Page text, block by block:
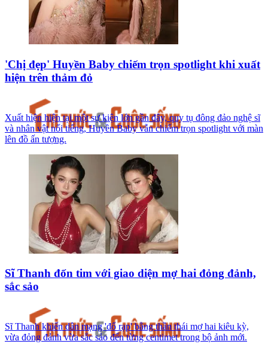
'Chị đẹp' Huyền Baby chiếm trọn spotlight khi xuất
hiện trên thảm đỏ
Xuất hiện hiện tại một sự kiện lớn gần đây, quy tụ đông đảo nghệ sĩ
và nhân vật nổi tiếng, Huyền Baby vẫn chiếm trọn spotlight với màn
lên đồ ấn tượng.
Sĩ Thanh đốn tim với giao diện mợ hai đỏng đảnh,
sắc sảo
Sĩ Thanh khiến dân mạng 'đổ rạp' bằng thần thái mợ hai kiêu kỳ,
vừa đỏng đảnh vừa sắc sảo đến từng centimet trong bộ ảnh mới.